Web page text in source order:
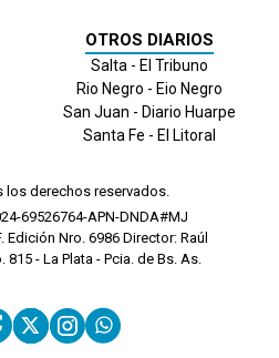
OTROS DIARIOS
Salta - El Tribuno
Rio Negro - Eio Negro
San Juan - Diario Huarpe
Santa Fe - El Litoral
los derechos reservados.
69526764-APN-DNDA#MJ
Edición Nro. 6986 Director: Raúl
- La Plata - Pcia. de Bs. As.